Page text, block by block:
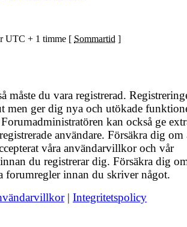
UTC + 1 timme [ Sommartid ]
måste du vara registrerad.
men ger dig nya och utökade
kan också ge
användare. Försäkra dig om
våra användarvillkor och vår
du registrerar dig. Försäkra dig
forumregler innan du skriver något.
| Integritetspolicy